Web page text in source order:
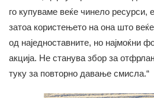
го купуваме веќе чинело ресурси,
затоа користењето на она што
од наједноставните, но најмоќни
акција. Не станува збор за
туку за повторно давање смисла.“